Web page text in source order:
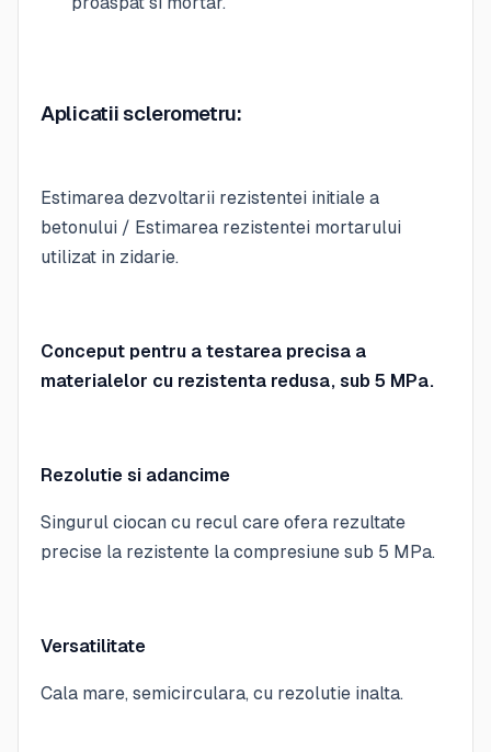
Aplicatii sclerometru:
Estimarea dezvoltarii rezistentei initiale a
betonului / Estimarea rezistentei mortarului
utilizat in zidarie.
Conceput pentru a testarea precisa a
materialelor cu rezistenta redusa, sub 5 MPa.
Rezolutie si adancime
Singurul ciocan cu recul care ofera rezultate
precise la rezistente la compresiune sub 5 MPa.
Versatilitate
Cala mare, semicirculara, cu rezolutie inalta.